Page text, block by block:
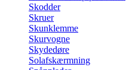
Skodder
Skruer
Skunklemme
Skurvogne
Skydedøre
Solafskærmning